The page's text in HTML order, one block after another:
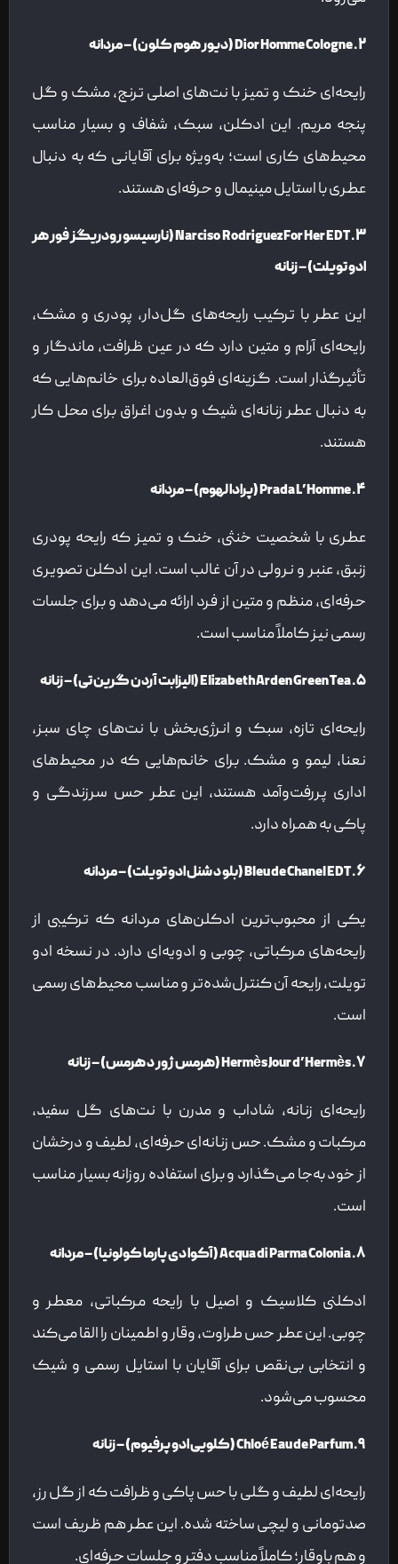
۲. Dior Homme Cologne (دیور هوم کلون) – مردانه
رایحه‌ای خنک و تمیز با نت‌های اصلی ترنج، مشک و گل
پنجه مریم. این ادکلن، سبک، شفاف و بسیار مناسب
محیط‌های کاری است؛ به‌ویژه برای آقایانی که به دنبال
عطری با استایل مینیمال و حرفه‌ای هستند.
۳. Narciso Rodriguez For Her EDT (نارسیسو رودریگز فور هر
ادو تویلت) – زنانه
این عطر با ترکیب رایحه‌های گل‌دار، پودری و مشک،
رایحه‌ای آرام و متین دارد که در عین ظرافت، ماندگار و
تأثیرگذار است. گزینه‌ای فوق‌العاده برای خانم‌هایی که
به دنبال عطر زنانه‌ای شیک و بدون اغراق برای محل کار
هستند.
۴. Prada L’Homme (پرادا لهوم) – مردانه
عطری با شخصیت خنثی، خنک و تمیز که رایحه پودری
زنبق، عنبر و نرولی در آن غالب است. این ادکلن تصویری
حرفه‌ای، منظم و متین از فرد ارائه می‌دهد و برای جلسات
رسمی نیز کاملاً مناسب است.
۵. Elizabeth Arden Green Tea (الیزابت آردن گرین تی) – زنانه
رایحه‌ای تازه، سبک و انرژی‌بخش با نت‌های چای سبز،
نعنا، لیمو و مشک. برای خانم‌هایی که در محیط‌های
اداری پررفت‌وآمد هستند، این عطر حس سرزندگی و
پاکی به همراه دارد.
۶. Bleu de Chanel EDT (بلو د شنل ادو تویلت) – مردانه
یکی از محبوب‌ترین ادکلن‌های مردانه که ترکیبی از
رایحه‌های مرکباتی، چوبی و ادویه‌ای دارد. در نسخه ادو
تویلت، رایحه آن کنترل‌شده‌تر و مناسب محیط‌های رسمی
است.
۷. Hermès Jour d’Hermès (هرمس ژور د هرمس) – زنانه
رایحه‌ای زنانه، شاداب و مدرن با نت‌های گل سفید،
مرکبات و مشک. حس زنانه‌ای حرفه‌ای، لطیف و درخشان
از خود به‌جا می‌گذارد و برای استفاده روزانه بسیار مناسب
است.
۸. Acqua di Parma Colonia (آکوا دی پارما کولونیا) – مردانه
ادکلنی کلاسیک و اصیل با رایحه مرکباتی، معطر و
چوبی. این عطر حس طراوت، وقار و اطمینان را القا می‌کند
و انتخابی بی‌نقص برای آقایان با استایل رسمی و شیک
محسوب می‌شود.
۹. Chloé Eau de Parfum (کلویی ادو پرفیوم) – زنانه
رایحه‌ای لطیف و گلی با حس پاکی و ظرافت که از گل رز،
صدتومانی و لیچی ساخته شده. این عطر هم ظریف است
و هم باوقار؛ کاملاً مناسب دفتر و جلسات حرفه‌ای.